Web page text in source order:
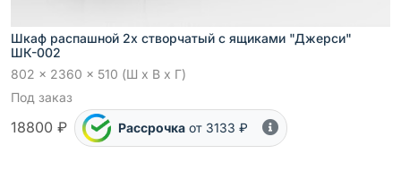
Шкаф распашной 2х створчатый с ящиками "Джерси"
ШК-002
802 x 2360 x 510 (Ш x В x Г)
Под заказ
18800 ₽ Рассрочка от 3133 ₽